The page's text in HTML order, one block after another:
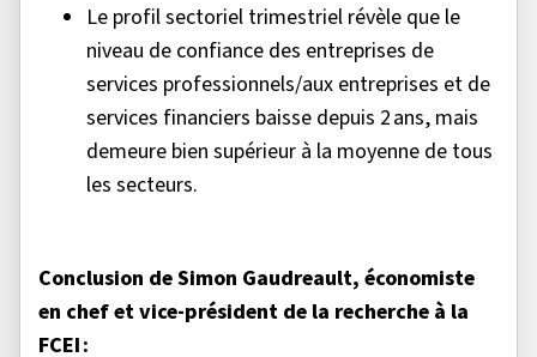
Le profil sectoriel trimestriel révèle que le
niveau de confiance des entreprises de
services professionnels/aux entreprises et de
services financiers baisse depuis 2 ans, mais
demeure bien supérieur à la moyenne de tous
les secteurs.
Conclusion de Simon Gaudreault, économiste
en chef et vice-président de la recherche à la
FCEI :